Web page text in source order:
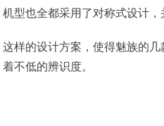
机型也全都采用了对称式设计，
这样的设计方案，使得魅族的
着不低的辨识度。